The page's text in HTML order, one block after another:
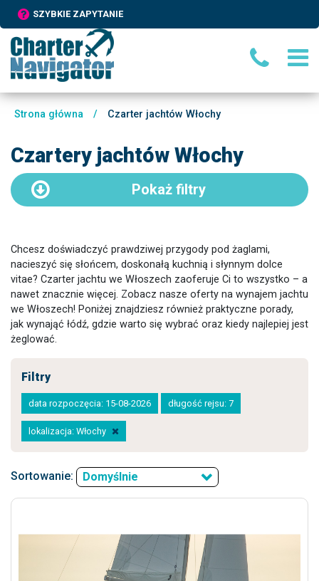
SZYBKIE ZAPYTANIE
Strona główna / Czarter jachtów Włochy
Czartery jachtów Włochy
Pokaż filtry
Chcesz doświadczyć prawdziwej przygody pod żaglami,
nacieszyć się słońcem, doskonałą kuchnią i słynnym dolce
vitae? Czarter jachtu we Włoszech zaoferuje Ci to wszystko – a
nawet znacznie więcej. Zobacz nasze oferty na wynajem jachtu
we Włoszech! Poniżej znajdziesz również praktyczne porady,
jak wynająć łódź, gdzie warto się wybrać oraz kiedy najlepiej jest
żeglować.
Filtry
data rozpoczęcia: 15-08-2026 długość rejsu: 7
lokalizacja: Włochy
Sortowanie: Domyślnie